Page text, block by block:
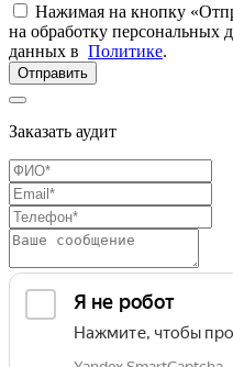
Нажимая на кнопку
на обработку персональных
данных в Политике.
Отправить
Заказать аудит